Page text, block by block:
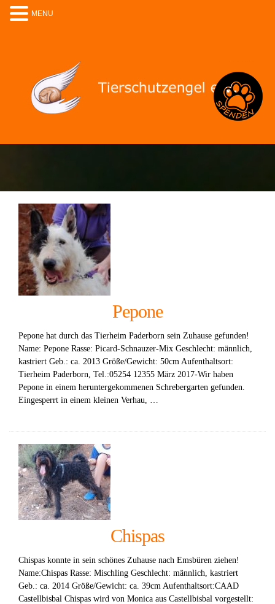
Pepone
Pepone hat durch das Tierheim Paderborn sein Zuhause gefunden!
Name: Pepone Rasse: Picard-Schnauzer-Mix Geschlecht: männlich,
kastriert Geb.: ca. 2013 Größe/Gewicht: 50cm Aufenthaltsort:
Tierheim Paderborn, Tel.:05254 12355 März 2017-Wir haben
Pepone in einem heruntergekommenen Schrebergarten gefunden.
Eingesperrt in einem kleinen Verhau, …
Chispas
Chispas konnte in sein schönes Zuhause nach Emsbüren ziehen!
Name:Chispas Rasse: Mischling Geschlecht: männlich, kastriert
Geb.: ca. 2014 Größe/Gewicht: ca. 39cm Aufenthaltsort:CAAD
Castellbisbal Chispas wird von Monica aus Castellbisbal vorgestellt:
MENU